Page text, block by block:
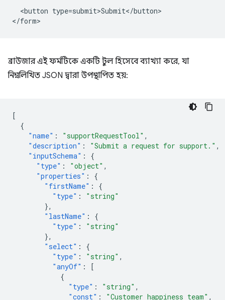
  <button type=submit>Submit</button>
ব্রাউজার এই ফর্মটিকে একটি টুল হিসেবে ব্যাখ্যা করে, যা
নিম্নলিখিত JSON দ্বারা উপস্থাপিত হয়:
[
{
"name" : "supportRequestTool" ,
"description" : "Submit a request for support." ,
"inputSchema" :
{
"type" : "object" ,
"properties" :
{
"firstName" :
{
"type" :
"string"
},
"lastName" :
{
"type" :
"string"
},
"select" :
{
"type" : "string" ,
"anyOf" :
[
{
"type" : "string" ,
"const" : "Customer happiness team" ,